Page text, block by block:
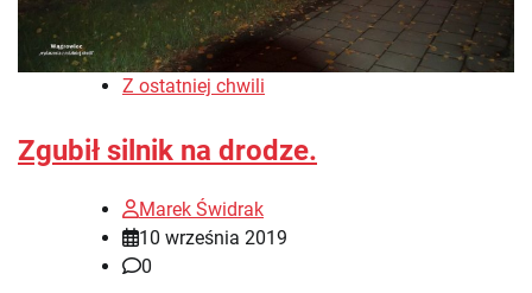
Z ostatniej chwili
Zgubił silnik na drodze.
Marek Świdrak
10 września 2019
0